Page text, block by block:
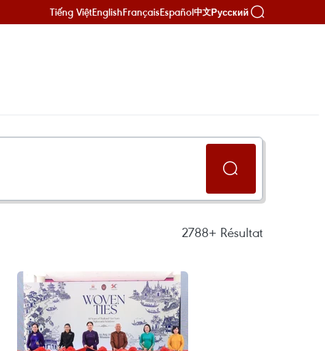
Tiếng ViệtEnglishFrançaisEspañol中文Русский
2788+ Résultat